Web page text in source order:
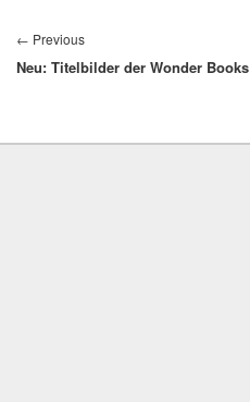
← PreviousPrevious
post:
Neu: Titelbilder der Wonder Books